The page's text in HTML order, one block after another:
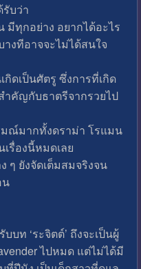
บว่า
มีทุกอย่าง อยากได้อะไร
งทีอาจจะไม่ได้สนใจ
ดเป็นศัตรู ซึ่งการที่เกิด
ำคัญกับธาตรีจากรวยไป
ณ์มากทั้งดราม่า โรแมน
รื่องนี้หมดเลย
ๆ ยังจัดเต็มสมจริงจน
น
บท ‘ระจิตต์’ ถึงจะเป็นผู้
ไปหมด แต่ไม่ได้มี